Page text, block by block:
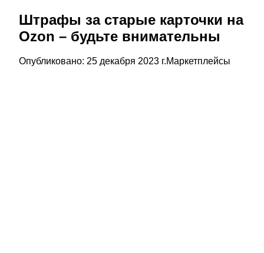
Штрафы за старые карточки на
Ozon – будьте внимательны
Опубликовано: 25 декабря 2023 г.Маркетплейсы